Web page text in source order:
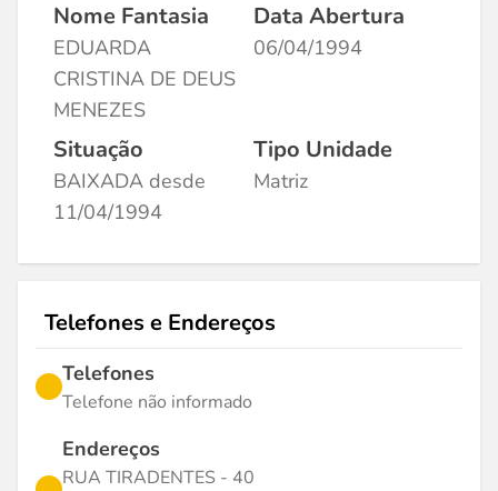
Nome Fantasia
EDUARDA
CRISTINA DE DEUS
MENEZES
Data Abertura
06/04/1994
Situação
BAIXADA desde
11/04/1994
Tipo Unidade
Matriz
Telefones e Endereços
Telefones
Telefone não informado
Endereços
RUA TIRADENTES - 40